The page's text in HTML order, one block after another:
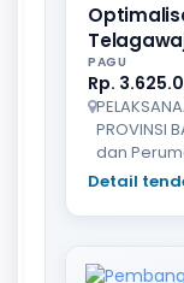
PAGU
Rp.
PROVINSI
dan
Detail